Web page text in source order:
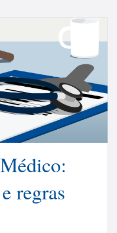
regras